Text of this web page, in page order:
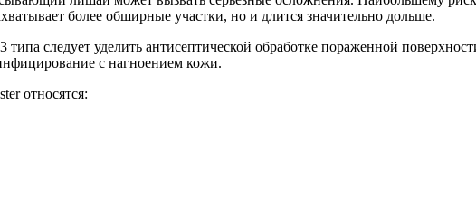
более обширные участки, но и длится значительно дольше.
следует уделить антисептической обработке пораженной
с нагноением кожи.
относятся: